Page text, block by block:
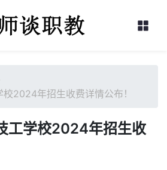
2024年招生收费详情公布！
工学校2024年招生收